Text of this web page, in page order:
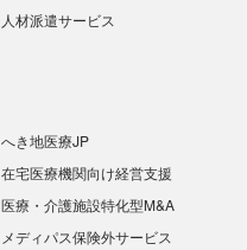
人材派遣サービス
へき地医療JP
在宅医療機関向け経営支援
医療・介護施設特化型M&A
メディパス保険外サービス